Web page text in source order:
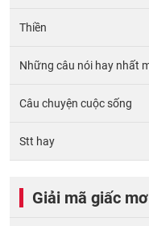
Thiền
Những câu nói hay nhất
Câu chuyện cuộc sống
Stt hay
Giải mã giấc mơ